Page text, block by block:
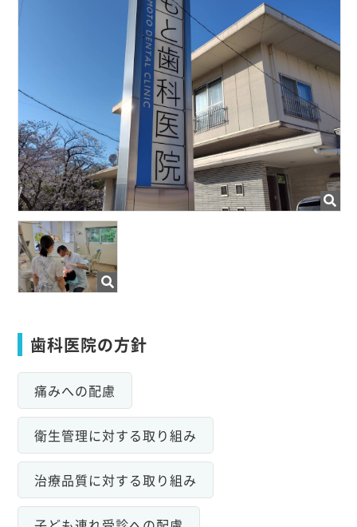
歯科医院の方針
痛みへの配慮
衛生管理に対する取り組み
治療品質に対する取り組み